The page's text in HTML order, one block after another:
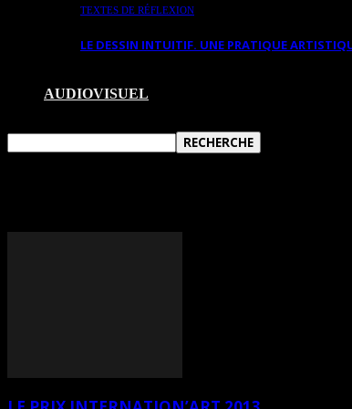
TEXTES DE RÉFLEXION
LE DESSIN INTUITIF. UNE PRATIQUE
AUDIOVISUEL